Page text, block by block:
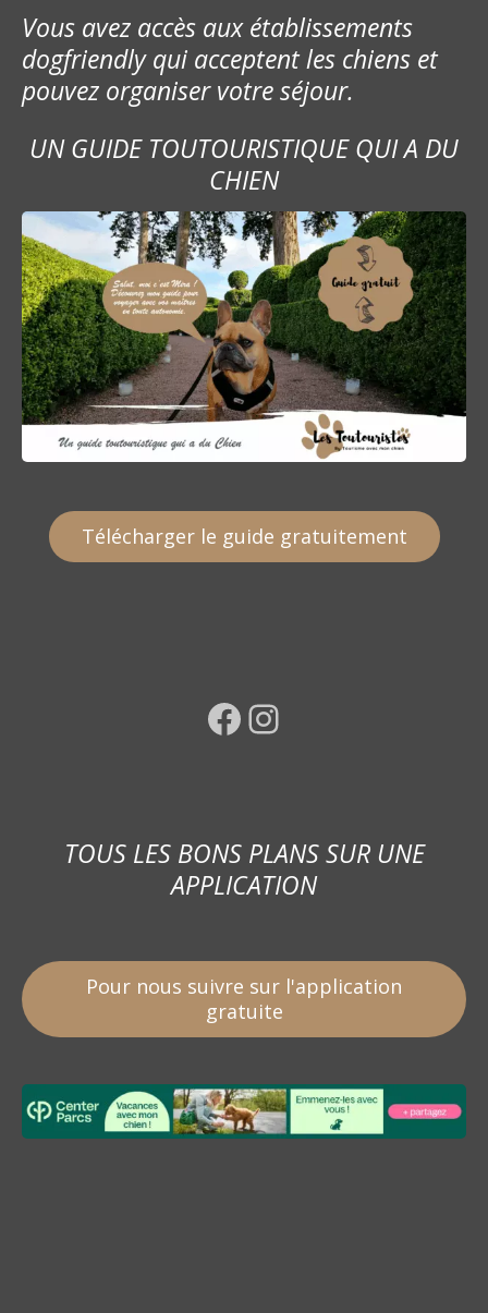
Vous avez accès aux établissements
dogfriendly qui acceptent les chiens et
pouvez organiser votre séjour.
UN GUIDE TOUTOURISTIQUE QUI A DU
CHIEN
Télécharger le guide gratuitement
Facebook Instagram
TOUS LES BONS PLANS SUR UNE
APPLICATION
Pour nous suivre sur l'application
gratuite